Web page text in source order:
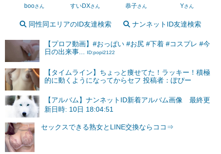
booさん すいDXさん 恭子さん Yさん
同性同エリアのID友達検索 ナンネットID友達検索
【プロフ動画】#おっぱい #お尻 #下着 #コスプレ #今
日の出来事...
ID:popi2122
【タイムライン】ちょっと痩せてた！ラッキー！積極
的に動くようになってからセフ 投稿者：ぽぴー
【アルバム】ナンネットID新着アルバム画像 最終更
新日時: 10日 18:04:51